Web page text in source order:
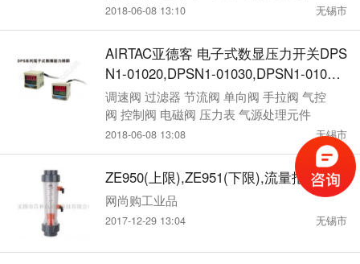
2018-06-08 13:10 无锡市
AIRTAC亚德客 电子式数显压力开关DPS
N1-01020,DPSN1-01030,DPSN1-01050,
DPSN1-10020,DPSN1-10030,DPSN1-10
050,DPSP1-01020,DPSP1-01030,DPSP
1-01050,DPSP1-10020,DPSP1-10030,D
PSP1-10050
调速阀 过滤器 节流阀 单向阀 手拉阀 气控
阀 控制阀 电磁阀 压力表 气源处理元件
2018-06-08 13:08 无锡市
ZE950(上限),ZE951(下限),流量报警开关
网尚购工业品
2017-12-29 13:04 无锡市